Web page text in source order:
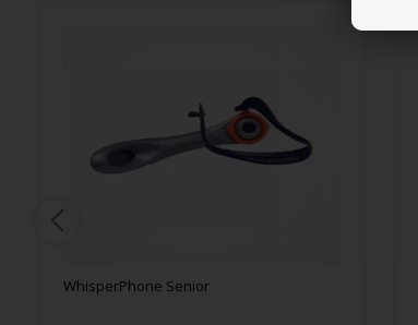
WhisperPhone Senior